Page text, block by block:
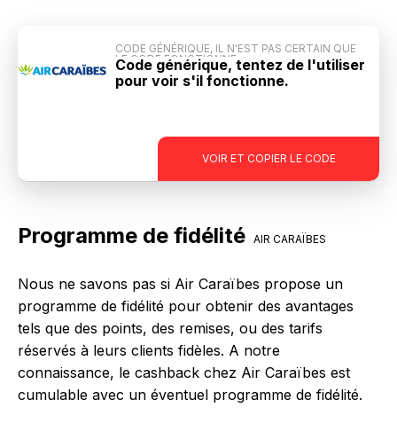
VOIR ET COPIER LE CODE
CODE GÉNÉRIQUE, IL N'EST PAS CERTAIN QUE
LE CODE FONCTIONNE
Code générique, tentez de l'utiliser
pour voir s'il fonctionne.
Programme de fidélité AIR CARAÏBES
Nous ne savons pas si Air Caraïbes propose un
programme de fidélité pour obtenir des avantages
tels que des points, des remises, ou des tarifs
réservés à leurs clients fidèles. A notre
connaissance, le cashback chez Air Caraïbes est
cumulable avec un éventuel programme de fidélité.